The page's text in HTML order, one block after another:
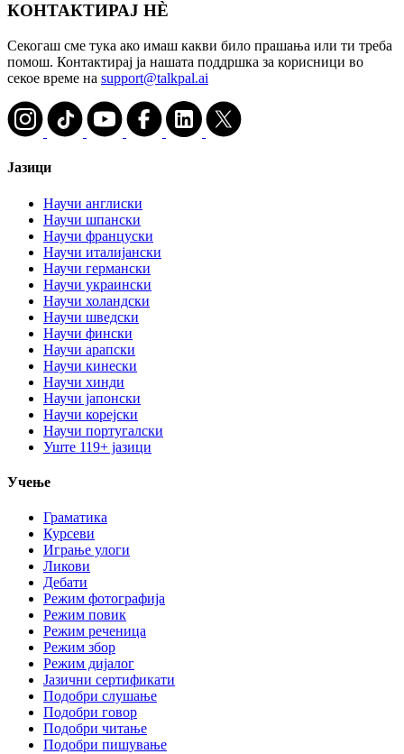
КОНТАКТИРАЈ НÈ
Секогаш сме тука ако имаш какви било прашања или ти треба
помош. Контактирај ја нашата поддршка за корисници во
секое време на support@talkpal.ai
Јазици
Научи англиски
Научи шпански
Научи француски
Научи италијански
Научи германски
Научи украински
Научи холандски
Научи шведски
Научи фински
Научи арапски
Научи кинески
Научи хинди
Научи јапонски
Научи корејски
Научи португалски
Уште 119+ јазици
Учење
Граматика
Курсеви
Играње улоги
Ликови
Дебати
Режим фотографија
Режим повик
Режим реченица
Режим збор
Режим дијалог
Јазични сертификати
Подобри слушање
Подобри говор
Подобри читање
Подобри пишување